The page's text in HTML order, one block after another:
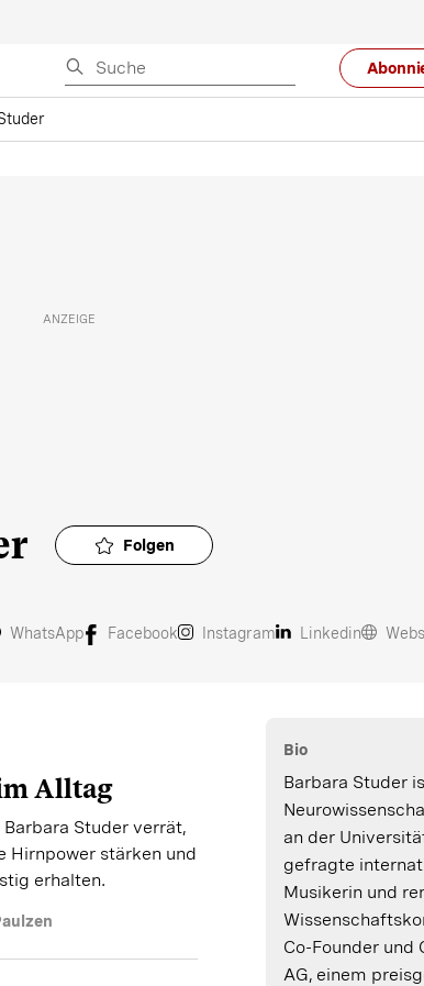
Folgen
WhatsApp Facebook Instagram Linkedin
Alltag
Studer verrät,
Hirnpower stärken und
erhalten.
Bio
Barbara Studer
an der
gefragte
Musikerin und
Co-Founder und
AG, einem